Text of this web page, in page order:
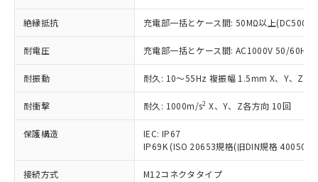
絶縁抵抗 充電部一括とケース間: 50MΩ以上(DC500V
耐電圧 充電部一括とケース間: AC1000V 50/60Hz
耐振動 耐久: 10～55Hz 複振幅 1.5mm X、Y、Z各
耐衝撃 耐久: 1000m/s2 X、Y、Z各方向 10回
保護構造
IEC: IP67
IP69K (ISO 20653規格(旧DIN規格 40050
接続方式 M12コネクタタイプ
在庫状況および標準価格照会結果は、
記載している更新日時点での社内デー
タに基づき作成されるものであり、閲
覧された時点での実際の在庫および標
準価格とは異なる場合があることをご
了承ください。
正式な納期状況および標準価格はお客
様のお取引先、またはお客様担当のオ
ムロン制御機器販売店・当社販売員に
ご相談ください。
オムロン制御機器販売店や当社販売拠
むを得ず変更することがあります。
*EU RoHS指令（10物質）：
鉛(Pb) 1000ppm以下、 水銀(Hg) 1000ppm以下、 カド
ミウム(Cd) 100ppm以下、
六価クロム(Cr(Ⅵ)) 1000ppm以下、ポリ臭化ビフェニル
類(PBB) 1000ppm以下、ポリ臭化ジフェニルエーテル類
(PBDE) 1000ppm以下、フタル酸ビス(2-エチルヘキシ
ル) (DEHP)(別名：DOP) 1000ppm以下、フタル酸ブチ
(DIBP) 1000ppm以下
但し、RoHS指令で産業用監視および制御機器に対する
適用除外項目は除く。
フタル酸エステル類の４物質については閾値を超える意
図的な使用がないことを確認しています。
「－」：未確認です。当社販売部門へお問
い合わせください。
*中国RoHS10物質の基準値 (GB/T26572)：
Pb(鉛) :1000ppm、 Hg(水銀) : 1000ppm、 Cd(カドミウ
Cr(Ⅵ)(六価クロム) : 1000ppm、 PBBs(ポリ臭化ビフェ
ニル類) : 1000ppm、 PBDEs(ポリ臭化ジフェニルエーテ
DBP(フタル酸ジブチル) : 1000ppm、 DIBP(フタル酸ジ
イソブチル) : 1000ppm、 BBP(フタル酸ブチルベンジ
ル) : 1000ppm、
DEHP(フタル酸ビス(2-エチルヘキシル)) : 1000ppm
為替および外国貿易法に定める商品
（以下｢規制貨物等」という）を輸出
または国外への提供する場合は、日本
国政府の輸出許可(または役務取引許
可)を取得するなどの必要な手続きを
当社は規制貨物を破棄する場合は、完
全に破砕するなど、違法に輸出されな
いよう必要な手段を講じます。
当社は貴社製品を、核兵器、ミサイ
ル、化学兵器、生物兵器またはその他
武器並びにこれらの製造装置等に一切
一定数以上の在庫あり
一定数には満たないが在庫あり
在庫なし(最新の在庫状況につ